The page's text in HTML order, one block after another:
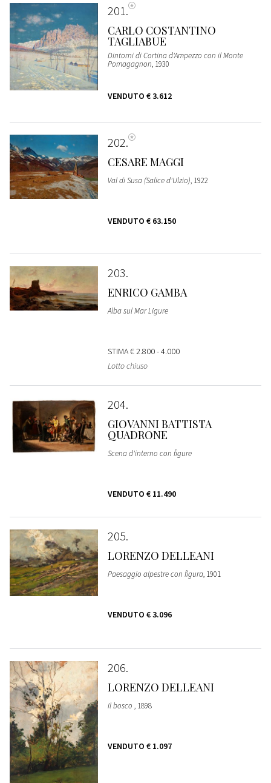
201
CARLO COSTANTINO
TAGLIABUE
Dintorni di Cortina d'Ampezzo con il Monte
Pomagagnon, 1930
VENDUTO € 3.612
202
CESARE MAGGI
Val di Susa (Salice d'Ulzio), 1922
VENDUTO € 63.150
203
ENRICO GAMBA
Alba sul Mar Ligure
STIMA€ 2.800 - 4.000
Lotto chiuso
204
GIOVANNI BATTISTA
QUADRONE
Scena d'interno con figure
VENDUTO € 11.490
205
LORENZO DELLEANI
Paesaggio alpestre con figura, 1901
VENDUTO € 3.096
206
LORENZO DELLEANI
Il bosco , 1898
VENDUTO € 1.097